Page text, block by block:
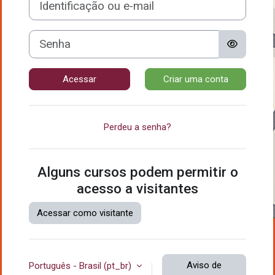
Senha
Acessar Criar uma conta
Perdeu a senha?
Alguns cursos podem permitir o
acesso a visitantes
Acessar como visitante
Português - Brasil ‎(pt_br)‎
Aviso de